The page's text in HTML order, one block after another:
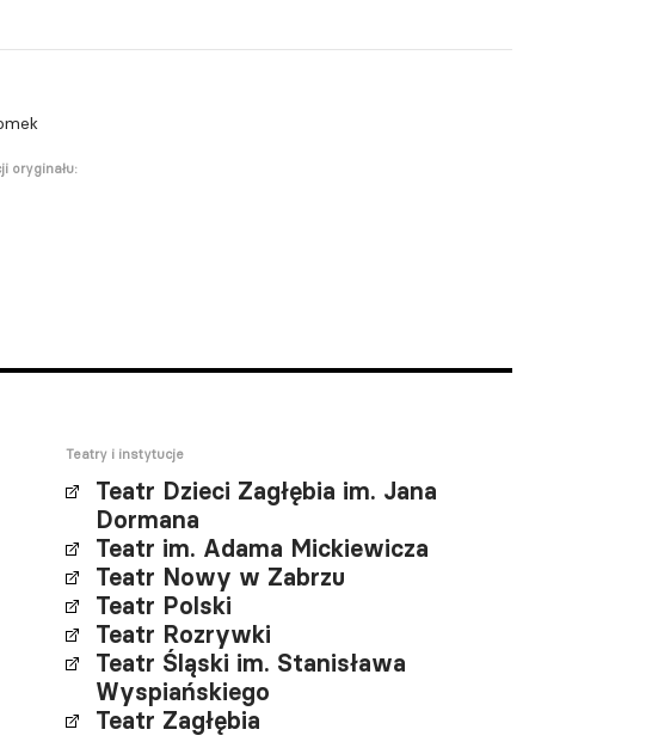
oryginału:
Teatry i instytucje
Teatr Dzieci Zagłębia im. Jana
Dormana
Teatr im. Adama Mickiewicza
Teatr Nowy w Zabrzu
Teatr Polski
Teatr Rozrywki
Teatr Śląski im. Stanisława
Wyspiańskiego
Teatr Zagłębia